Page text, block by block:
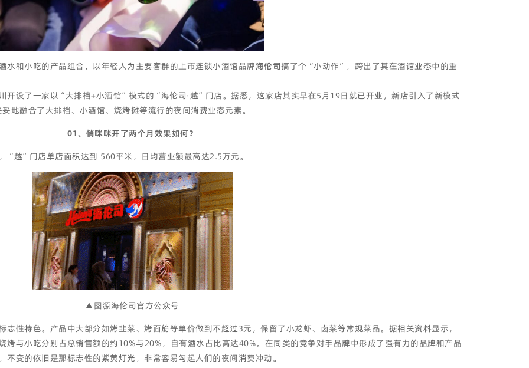
和小吃的产品组合，以年轻人为主要客群的上市连锁小酒馆品牌海伦司搞了个“小动作”，跨出了其在酒馆业态中的重
开设了一家以“大排档+小酒馆”模式的“海伦司·越”门店。据悉，这家店其实早在5月19日就已开业，新店引入了新模式
地融合了大排档、小酒馆、烧烤摊等流行的夜间消费业态元素。
01、悄咪咪开了两个月效果如何？
“越”门店单店面积达到 560平米，日均营业额最高达2.5万元。
▲图源海伦司官方公众号
性特色。产品中大部分如烤韭菜、烤面筋等单价做到不超过3元，保留了小龙虾、卤菜等常规菜品。据相关资料显示，
烤与小吃分别占总销售额的约10%与20%，自有酒水占比高达40%。在同类的竞争对手品牌中形成了强有力的品牌和产品
变的依旧是那标志性的紫黄灯光，非常容易勾起人们的夜间消费冲动。